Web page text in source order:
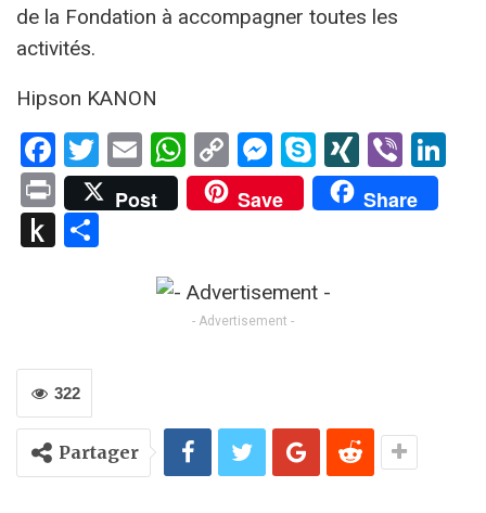
de la Fondation à accompagner toutes les
activités.
Hipson KANON
Facebook
Twitter
EmailWhatsApp
Copy
Link
Messenger
SkypeXINGViber
PrintPost Save Share
Push
- Advertisement -
322
Partager